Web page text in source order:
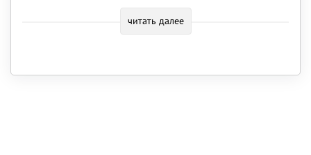
читать далее